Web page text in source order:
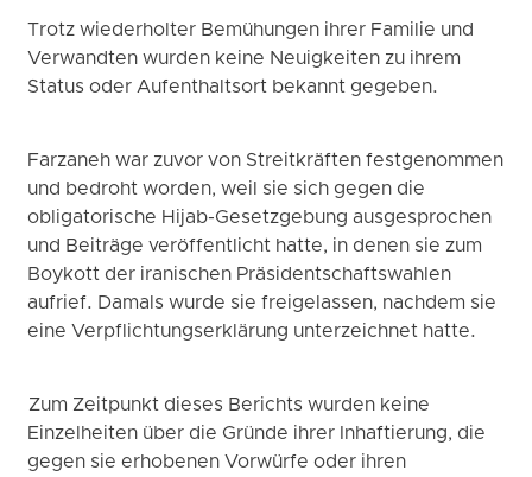
Trotz wiederholter Bemühungen ihrer Familie und
Verwandten wurden keine Neuigkeiten zu ihrem
Status oder Aufenthaltsort bekannt gegeben.
Farzaneh war zuvor von Streitkräften festgenommen
und bedroht worden, weil sie sich gegen die
obligatorische Hijab-Gesetzgebung ausgesprochen
und Beiträge veröffentlicht hatte, in denen sie zum
Boykott der iranischen Präsidentschaftswahlen
aufrief. Damals wurde sie freigelassen, nachdem sie
eine Verpflichtungserklärung unterzeichnet hatte.
Zum Zeitpunkt dieses Berichts wurden keine
Einzelheiten über die Gründe ihrer Inhaftierung, die
gegen sie erhobenen Vorwürfe oder ihren